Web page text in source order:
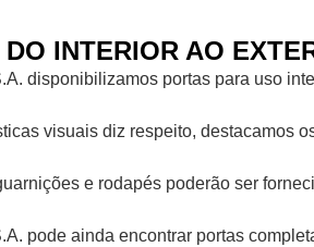
INTERIOR AO
disponibilizamos portas para uso
visuais diz respeito, destacamos
e rodapés poderão ser
pode ainda encontrar portas